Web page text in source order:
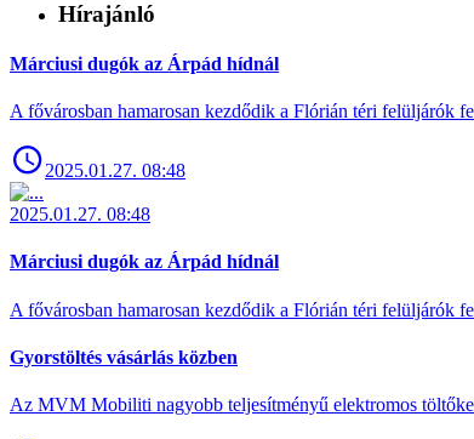
Hírajánló
Márciusi dugók az Árpád hídnál
A fővárosban hamarosan kezdődik a Flórián téri felüljárók
2025.01.27. 08:48
2025.01.27. 08:48
Márciusi dugók az Árpád hídnál
A fővárosban hamarosan kezdődik a Flórián téri felüljárók
Gyorstöltés vásárlás közben
Az MVM Mobiliti nagyobb teljesítményű elektromos